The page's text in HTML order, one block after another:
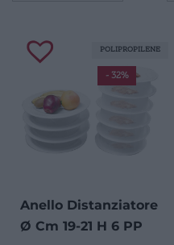
Anello Distanziatore
Ø Cm 19-21 H 6 PP
- 32%
POLIPROPILENE